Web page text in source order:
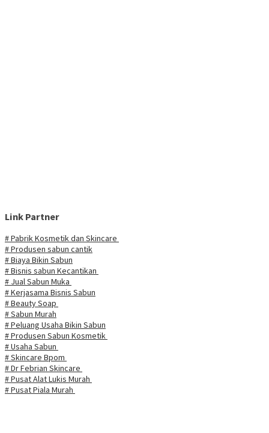
Link Partner
# Pabrik Kosmetik dan Skincare
# Produsen sabun cantik
# Biaya Bikin Sabun
# Bisnis sabun Kecantikan
# Jual Sabun Muka
# Kerjasama Bisnis Sabun
# Beauty Soap
# Sabun Murah
# Peluang Usaha Bikin Sabun
# Produsen Sabun Kosmetik
# Usaha Sabun
# Skincare Bpom
# Dr Febrian Skincare
# Pusat Alat Lukis Murah
# Pusat Piala Murah